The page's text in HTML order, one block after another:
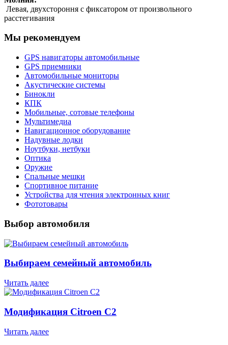
Левая, двухстороння с фиксатором от произвольного
расстегивания
Мы рекомендуем
GPS навигаторы автомобильные
GPS приемники
Автомобильные мониторы
Акустические системы
Бинокли
КПК
Мобильные, сотовые телефоны
Мультимедиа
Навигационное оборудование
Надувные лодки
Ноутбуки, нетбуки
Оптика
Оружие
Спальные мешки
Спортивное питание
Устройства для чтения электронных книг
Фототовары
Выбор автомобиля
Выбираем семейный автомобиль
Читать далее
Модификация Citroen С2
Читать далее